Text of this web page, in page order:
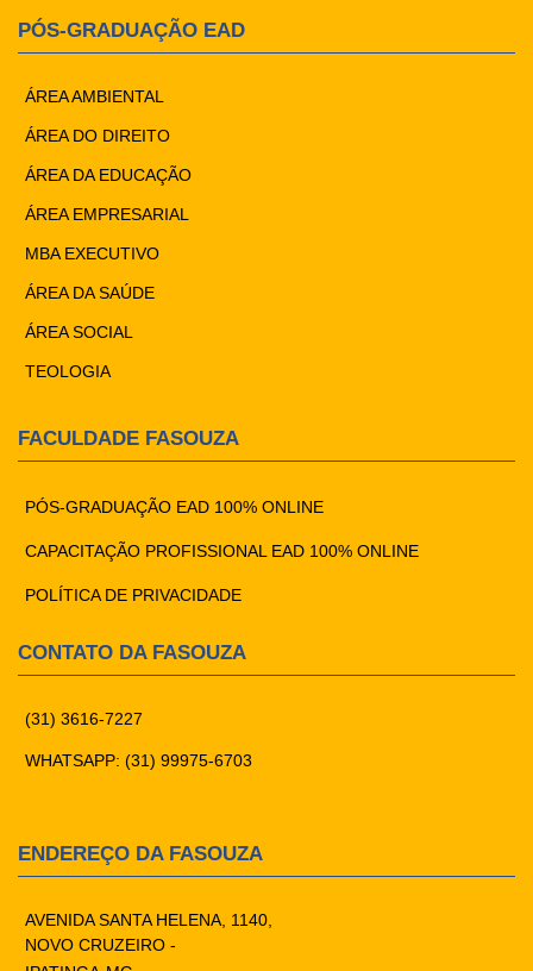
PÓS-GRADUAÇÃO EAD
ÁREA AMBIENTAL
ÁREA DO DIREITO
ÁREA DA EDUCAÇÃO
ÁREA EMPRESARIAL
MBA EXECUTIVO
ÁREA DA SAÚDE
ÁREA SOCIAL
TEOLOGIA
FACULDADE FASOUZA
PÓS-GRADUAÇÃO EAD 100% ONLINE
CAPACITAÇÃO PROFISSIONAL EAD 100% ONLINE
POLÍTICA DE PRIVACIDADE
CONTATO DA FASOUZA
(31) 3616-7227
WHATSAPP: (31) 99975-6703
ENDEREÇO DA FASOUZA
AVENIDA SANTA HELENA, 1140,
NOVO CRUZEIRO -